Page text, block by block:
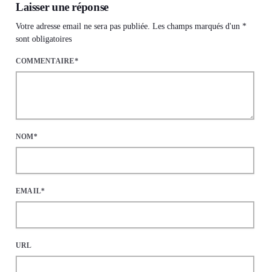
Laisser une réponse
Votre adresse email ne sera pas publiée. Les champs marqués d'un *
sont obligatoires
COMMENTAIRE*
NOM*
EMAIL*
URL